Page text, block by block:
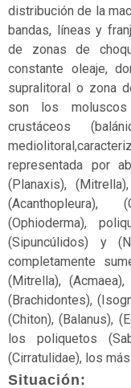
menor
Reptiles
Sabanas
Selvas
y
Bosques
Articulaciones
Sin
categoría
Tepuyes
Terrestres
Vascular
Vertebrados
distribución de la
bandas, líneas y
de zonas de
constante oleaje,
supralitoral o zona
son los
crustáceos
representada por
(Planaxis),
(Acanthopleura),
(Ophioderma),
(Sipuncúlidos) y
completamente
(Mitrella),
(Brachidontes),
(Chiton), (Balanus),
los poliquetos
(Cirratulidae), los
Situación: